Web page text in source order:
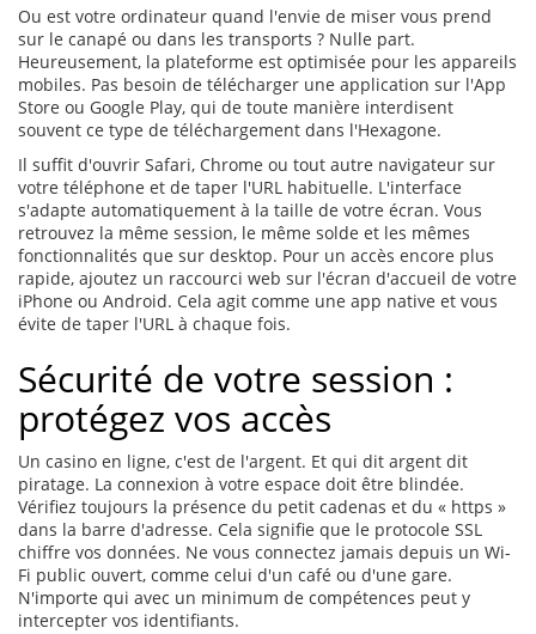
Ou est votre ordinateur quand l'envie de miser vous prend
sur le canapé ou dans les transports ? Nulle part.
Heureusement, la plateforme est optimisée pour les appareils
mobiles. Pas besoin de télécharger une application sur l'App
Store ou Google Play, qui de toute manière interdisent
souvent ce type de téléchargement dans l'Hexagone.
Il suffit d'ouvrir Safari, Chrome ou tout autre navigateur sur
votre téléphone et de taper l'URL habituelle. L'interface
s'adapte automatiquement à la taille de votre écran. Vous
retrouvez la même session, le même solde et les mêmes
fonctionnalités que sur desktop. Pour un accès encore plus
rapide, ajoutez un raccourci web sur l'écran d'accueil de votre
iPhone ou Android. Cela agit comme une app native et vous
évite de taper l'URL à chaque fois.
Sécurité de votre session :
protégez vos accès
Un casino en ligne, c'est de l'argent. Et qui dit argent dit
piratage. La connexion à votre espace doit être blindée.
Vérifiez toujours la présence du petit cadenas et du « https »
dans la barre d'adresse. Cela signifie que le protocole SSL
chiffre vos données. Ne vous connectez jamais depuis un Wi-
Fi public ouvert, comme celui d'un café ou d'une gare.
N'importe qui avec un minimum de compétences peut y
intercepter vos identifiants.